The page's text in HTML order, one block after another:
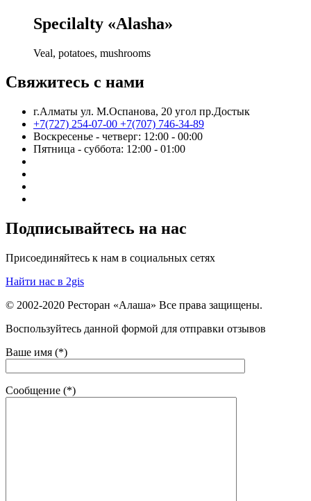
Specilalty «Alasha»
Veal, potatoes, mushrooms
Свяжитесь с нами
г.Алматы ул. М.Оспанова, 20 угол пр.Достык
+7(727) 254-07-00 +7(707) 746-34-89
Воскресенье - четверг: 12:00 - 00:00
Пятница - суббота: 12:00 - 01:00
Подписывайтесь на нас
Присоединяйтесь к нам в социальных сетях
Найти нас в 2gis
© 2002-2020 Ресторан «Алаша» Все права защищены.
Воспользуйтесь данной формой для отправки отзывов
Ваше имя (*)
Сообщение (*)